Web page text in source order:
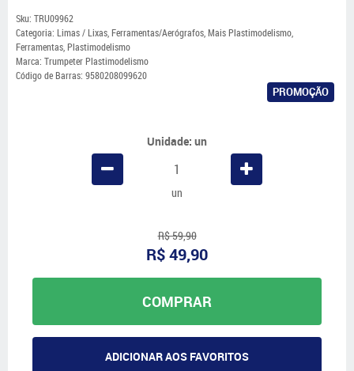
Sku: TRU09962
Categoria: Limas / Lixas,Ferramentas/Aerógrafos,Mais Plastimodelismo,
Ferramentas,Plastimodelismo
Marca: Trumpeter Plastimodelismo
Código de Barras: 9580208099620
PROMOÇÃO
Unidade: un
un
R$ 59,90
R$ 49,90
COMPRAR
ADICIONAR AOS FAVORITOS